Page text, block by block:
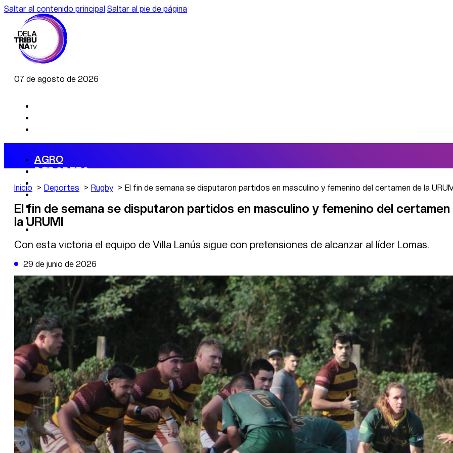
Saltar al contenido principal Saltar al pie de página
07 de agosto de 2026
AGRO
DEPORTES
ECONOMÍA
POLÍTICA
CAMBIO CLIMÁTICO
DATA FIRME
DE LA TRIBUNA TV
Inicio Deportes Rugby El fin de semana se disputaron partidos en masculino y femenino del certamen de la
El fin de semana se disputaron partidos en masculino y femenino del certamen
la URUMI
Con esta victoria el equipo de Villa Lanús sigue con pretensiones de alcanzar al líder Lomas.
29 de junio de 2026